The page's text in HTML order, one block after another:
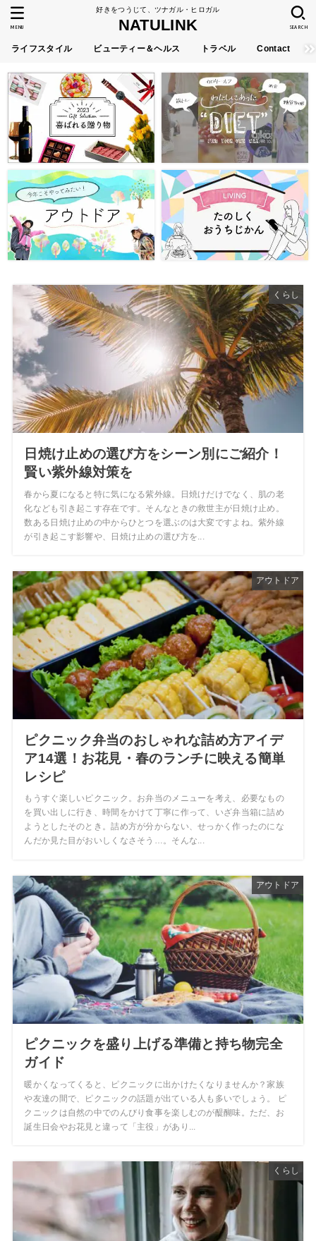
好きをつうじて、ツナガル・ヒロガル
NATULINK
ライフスタイル ビューティー＆ヘルス トラベル Contact
SEARCH
MENU
くらし
日焼け止めの選び方をシーン別にご紹介！
賢い紫外線対策を
春から夏になると特に気になる紫外線。日焼けだけでなく、肌の老
化なども引き起こす存在です。そんなときの救世主が日焼け止め。
数ある日焼け止めの中からひとつを選ぶのは大変ですよね。紫外線
が引き起こす影響や、日焼け止めの選び方を...
アウトドア
ピクニック弁当のおしゃれな詰め方アイデ
ア14選！お花見・春のランチに映える簡単
レシピ
もうすぐ楽しいピクニック。お弁当のメニューを考え、必要なもの
を買い出しに行き、時間をかけて丁寧に作って、いざ弁当箱に詰め
ようとしたそのとき。詰め方が分からない、せっかく作ったのにな
んだか見た目がおいしくなさそう…。そんな...
アウトドア
ピクニックを盛り上げる準備と持ち物完全
ガイド
暖かくなってくると、ピクニックに出かけたくなりませんか？家族
や友達の間で、ピクニックの話題が出ている人も多いでしょう。 ピ
クニックは自然の中でのんびり食事を楽しむのが醍醐味。ただ、お
誕生日会やお花見と違って「主役」があり...
くらし